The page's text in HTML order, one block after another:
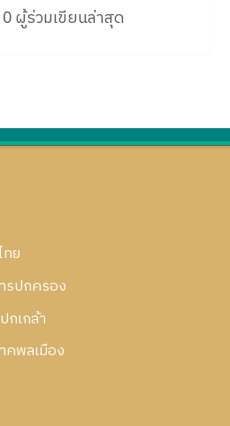
0 ผู้ร่วมเขียนล่าสุด
ย
รปกครอง
กเกล้า
คพลเมือง